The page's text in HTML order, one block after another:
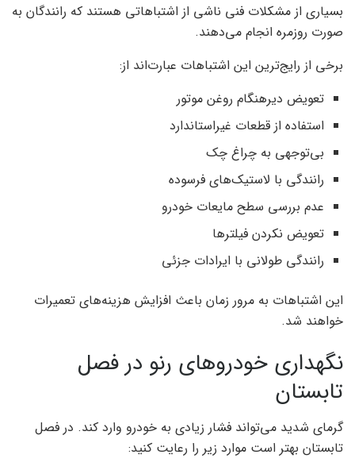
بسیاری از مشکلات فنی ناشی از اشتباهاتی هستند که رانندگان به
صورت روزمره انجام می‌دهند.
برخی از رایج‌ترین این اشتباهات عبارت‌اند از:
تعویض دیرهنگام روغن موتور
استفاده از قطعات غیراستاندارد
بی‌توجهی به چراغ چک
رانندگی با لاستیک‌های فرسوده
عدم بررسی سطح مایعات خودرو
تعویض نکردن فیلترها
رانندگی طولانی با ایرادات جزئی
این اشتباهات به مرور زمان باعث افزایش هزینه‌های تعمیرات
خواهند شد.
نگهداری خودروهای رنو در فصل
تابستان
گرمای شدید می‌تواند فشار زیادی به خودرو وارد کند. در فصل
تابستان بهتر است موارد زیر را رعایت کنید: